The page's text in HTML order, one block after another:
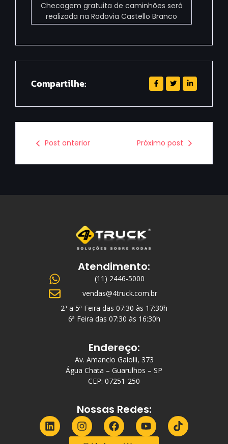
Checagem gratuita de caminhões será
realizada na Rodovia Castello Branco
Compartilhe:
Post anterior Próximo post
Atendimento:
(11) 2446-5000
vendas@4truck.com.br
2ª a 5ª Feira das 07:30 às 17:30h
6ª Feira das 07:30 às 16:30h
Endereço:
Av. Amancio Gaiolli, 373
Água Chata – Guarulhos – SP
CEP: 07251-250
Nossas Redes: